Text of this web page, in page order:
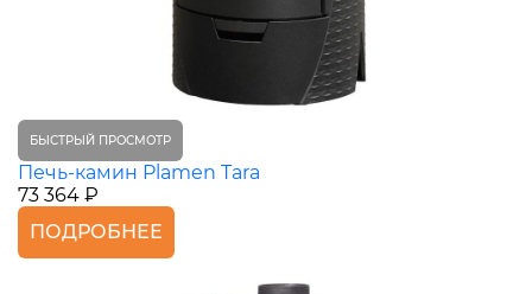
БЫСТРЫЙ ПРОСМОТР
Печь-камин Plamen Tara
73 364 ₽
ПОДРОБНЕЕ